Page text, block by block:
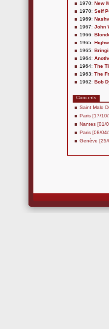
1970: New
1970: Self
1969:
1967: John
1966:
1965:
1965:
1964:
1964: The
1963: The
1962: Bob
Concerts
Saint Malo
Paris [17/10/
Nantes [01/
Paris [08/
Genève [25/